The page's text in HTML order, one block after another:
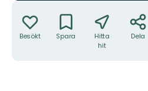
Besökt Spara
Hitta
hit
Dela